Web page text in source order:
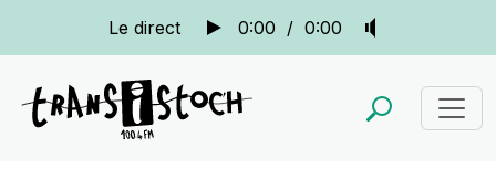
Le direct 0:00 / 0:00